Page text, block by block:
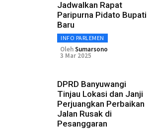
Jadwalkan Rapat
Paripurna Pidato Bupati
Baru
INFO PARLEMEN
OlehSumarsono
3 Mar 2025
DPRD Banyuwangi
Tinjau Lokasi dan Janji
Perjuangkan Perbaikan
Jalan Rusak di
Pesanggaran